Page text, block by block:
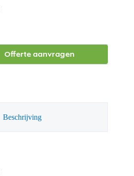
Offerte aanvragen
Beschrijving